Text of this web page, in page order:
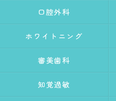
口腔外科
ホワイトニング
審美歯科
知覚過敏